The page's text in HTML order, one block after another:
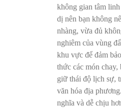
không gian tâm
dị nên bạn không
nhàng, vừa đủ
nghiêm của vùng
khu vực để đảm
thức các món
giữ thái độ lịch sự,
văn hóa địa
nghĩa và dễ chịu